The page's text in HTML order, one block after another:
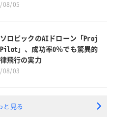
08/05
ロピックのAIドローン「Proj
」、成功率0％でも驚異的
飛行の実力
08/03
と見る